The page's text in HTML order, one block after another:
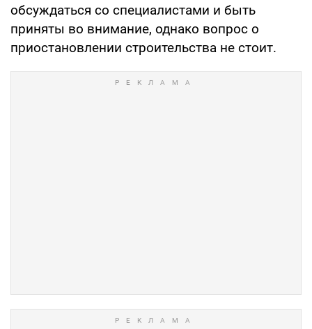
обсуждаться со специалистами и быть
приняты во внимание, однако вопрос о
приостановлении строительства не стоит.